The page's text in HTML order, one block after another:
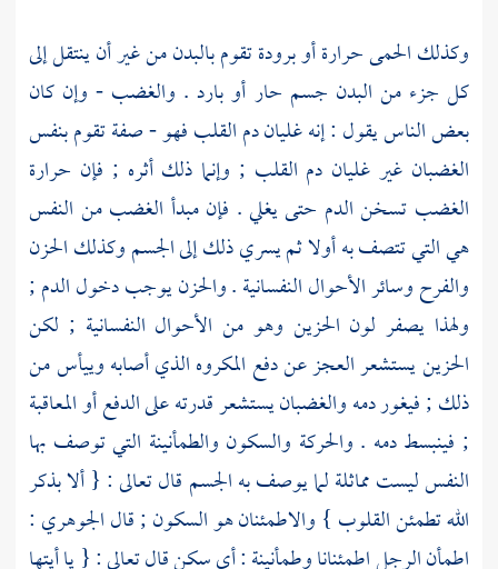
وكذلك الحمى حرارة أو برودة تقوم بالبدن من غير أن ينتقل إلى
كل جزء من البدن جسم حار أو بارد . والغضب - وإن كان
بعض الناس يقول : إنه غليان دم القلب فهو - صفة تقوم بنفس
الغضبان غير غليان دم القلب ; وإنما ذلك أثره ; فإن حرارة
الغضب تسخن الدم حتى يغلي . فإن مبدأ الغضب من النفس
هي التي تتصف به أولا ثم يسري ذلك إلى الجسم وكذلك الحزن
والفرح وسائر الأحوال النفسانية . والحزن يوجب دخول الدم ;
ولهذا يصفر لون الحزين وهو من الأحوال النفسانية ; لكن
الحزين يستشعر العجز عن دفع المكروه الذي أصابه وييأس من
ذلك ; فيغور دمه والغضبان يستشعر قدرته على الدفع أو المعاقبة
; فينبسط دمه . والحركة والسكون والطمأنينة التي توصف بها
النفس ليست مماثلة لما يوصف به الجسم قال تعالى : { ألا بذكر
الله تطمئن القلوب } والاطمئنان هو السكون ; قال الجوهري :
اطمأن الرجل اطمئنانا وطمأنينة : أي سكن قال تعالى : { يا أيتها